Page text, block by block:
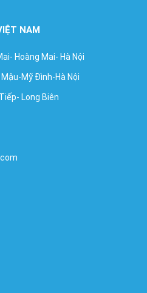
NAM
Hoàng Mai- Hà Nội
Mỹ Đình-Hà Nội
Long Biên